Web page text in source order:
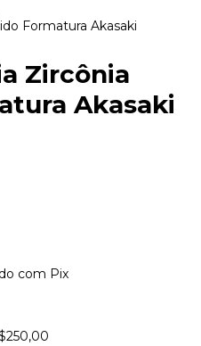
Formatura Akasaki
Zircônia
Akasaki
com Pix